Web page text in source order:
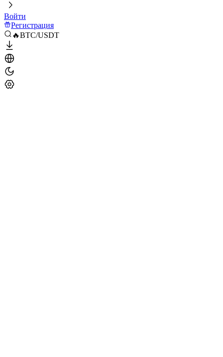
Войти
Регистрация
🔥BTC/USDT